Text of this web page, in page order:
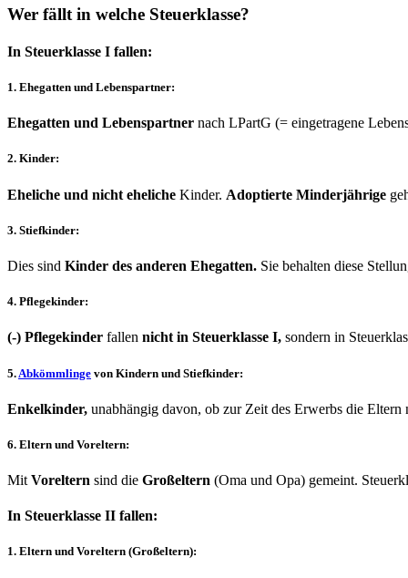
Wer fällt in welche Steuerklasse?
In Steuerklasse I fallen:
1. Ehegatten und Lebenspartner:
Ehegatten und Lebenspartner nach LPartG (= eingetragene
2. Kinder:
Eheliche und nicht eheliche Kinder. Adoptierte Minderjährige
3. Stiefkinder:
Dies sind Kinder des anderen Ehegatten. Sie behalten diese
4. Pflegekinder:
(-) Pflegekinder fallen nicht in Steuerklasse I, sondern in
5. Abkömmlinge von Kindern und Stiefkinder:
Enkelkinder, unabhängig davon, ob zur Zeit des Erwerbs die Eltern
6. Eltern und Voreltern:
Mit Voreltern sind die Großeltern (Oma und Opa) gemeint.
In Steuerklasse II fallen:
1. Eltern und Voreltern (Großeltern):